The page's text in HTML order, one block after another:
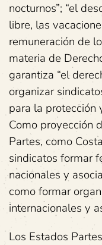
nocturnos”; “el
libre, las
remuneración de
materia de
garantiza “el
organizar
para la protección
Como proyección
Partes, como
sindicatos formar
nacionales y
como formar
internacionales y
Los Estados